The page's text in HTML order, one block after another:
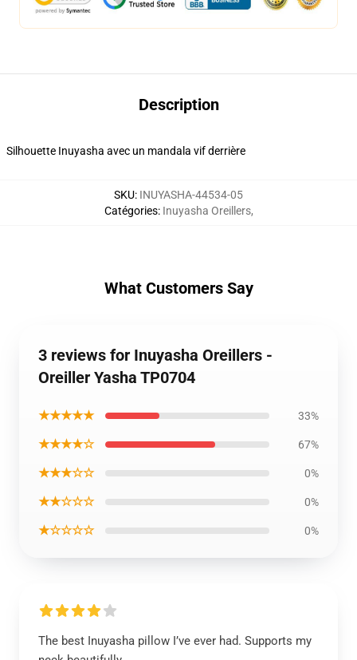
Description
Silhouette Inuyasha avec un mandala vif derrière
SKU: INUYASHA-44534-05
Catégories: Inuyasha Oreillers,
What Customers Say
3 reviews for Inuyasha Oreillers -
Oreiller Yasha TP0704
★★★★★ 33%
★★★★☆ 67%
★★★☆☆ 0%
★★☆☆☆ 0%
★☆☆☆☆ 0%
The best Inuyasha pillow I’ve ever had. Supports my